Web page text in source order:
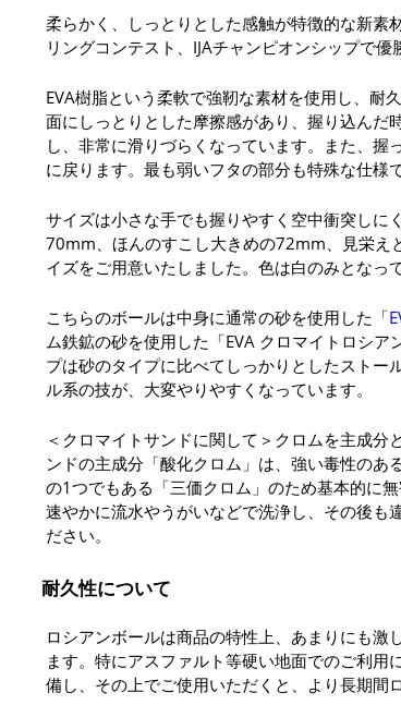
柔らかく、しっとりとした感触が特徴的な新素
リングコンテスト、IJAチャンピオンシップで
EVA樹脂という柔軟で強靭な素材を使用し、耐
面にしっとりとした摩擦感があり、握り込んだ
し、非常に滑りづらくなっています。また、
に戻ります。最も弱いフタの部分も特殊な仕様
サイズは小さな手でも握りやすく空中衝突し
70mm、ほんのすこし大きめの72mm、見栄え
イズをご用意いたしました。色は白のみとなっ
こちらのボールは中身に通常の砂を使用した「
ム鉄鉱の砂を使用した「EVA クロマイトロシ
プは砂のタイプに比べてしっかりとしたストー
ル系の技が、大変やりやすくなっています。
＜クロマイトサンドに関して＞クロムを主成
ンドの主成分「酸化クロム」は、強い毒性の
の1つでもある「三価クロム」のため基本的に
速やかに流水やうがいなどで洗浄し、その後も
ださい。
耐久性について
ロシアンボールは商品の特性上、あまりにも
ます。特にアスファルト等硬い地面でのご利
備し、その上でご使用いただくと、より長期間